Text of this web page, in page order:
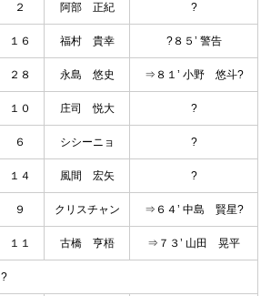
２ 阿部 正紀 ?
１６ 福村 貴幸 ?８５’ 警告
２８ 永島 悠史 ⇒８１’ 小野 悠斗?
１０ 庄司 悦大 ?
６ シシーニョ ?
１４ 風間 宏矢 ?
９ クリスチャン ⇒６４’ 中島 賢星?
１１ 古橋 亨梧 ⇒７３’ 山田 晃平
?